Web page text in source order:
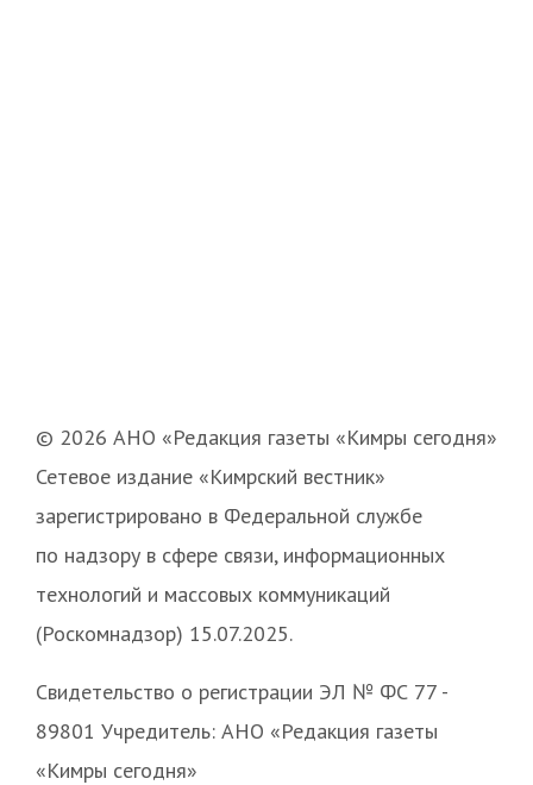
© 2026 АНО «Редакция газеты «Кимры сегодня»
Сетевое издание «Кимрский вестник»
зарегистрировано в Федеральной службе
по надзору в сфере связи, информационных
технологий и массовых коммуникаций
(Роскомнадзор) 15.07.2025.
Свидетельство о регистрации ЭЛ № ФС 77 -
89801 Учредитель: АНО «Редакция газеты
«Кимры сегодня»